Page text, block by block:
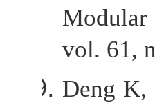
vol. 61,
Deng K,